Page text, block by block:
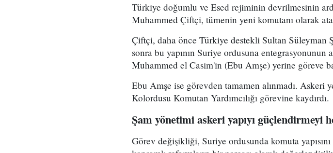
Türkiye doğumlu ve Esed rejiminin devrilmesinin
Muhammed Çiftçi, tümenin yeni komutanı olarak
Çiftçi, daha önce Türkiye destekli Sultan Süleyman
sonra bu yapının Suriye ordusuna entegrasyonunun
Muhammed el Casim'in (Ebu Amşe) yerine göreve
Ebu Amşe ise görevden tamamen alınmadı.
Kolordusu Komutan Yardımcılığı görevine kaydırdı.
Şam yönetimi askeri yapıyı güçlendirmeyi
Görev değişikliği, Suriye ordusunda komuta